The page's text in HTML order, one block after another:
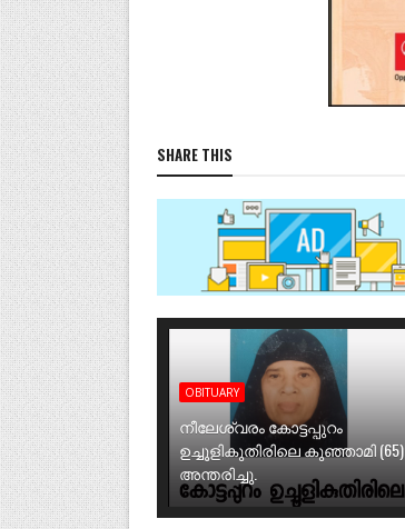
SHARE THIS
OBITUARY
നീലേശ്വരം കോട്ടപ്പുറം
ഉച്ചൂളികുതിരിലെ കുഞ്ഞാമി (65)
അന്തരിച്ചു.